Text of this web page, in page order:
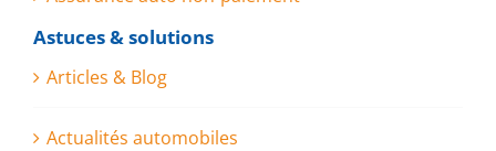
Astuces & solutions
Articles & Blog
Actualités automobiles